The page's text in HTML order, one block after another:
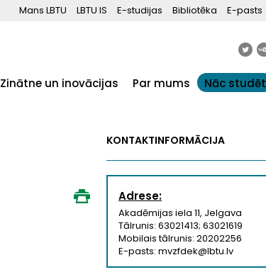
Mans LBTU LBTU IS E-studijas Bibliotēka E-pasts
Zinātne un inovācijas Par mums Nāc studēt
KONTAKTINFORMĀCIJA
Adrese:
Akadēmijas iela 11, Jelgava
Tālrunis: 63021413; 63021619
Mobilais tālrunis: 20202256
E-pasts: mvzfdek@lbtu.lv